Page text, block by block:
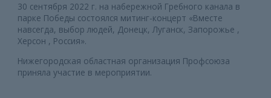
30 сентября 2022 г. на набережной Гребного канала в
парке Победы состоялся митинг-концерт «Вместе
навсегда, выбор людей, Донецк, Луганск, Запорожье ,
Херсон , Россия».
Нижегородская областная организация Профсоюза
приняла участие в мероприятии.